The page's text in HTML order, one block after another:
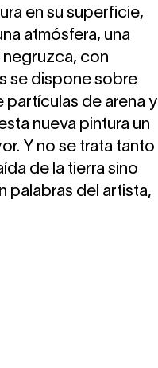
en su superficie,
atmósfera, una
negruzca, con
se dispone sobre
partículas de arena y
nueva pintura un
Y no se trata tanto
de la tierra sino
palabras del artista,